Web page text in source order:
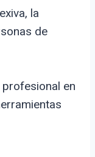
la
de
en